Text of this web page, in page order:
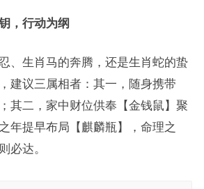
，行动为纲
、生肖马的奔腾，还是生肖蛇的蛰
建议三属相者：其一，随身携带
其二，家中财位供奉【金钱鼠】聚
年提早布局【麒麟瓶】，命理之
必达。